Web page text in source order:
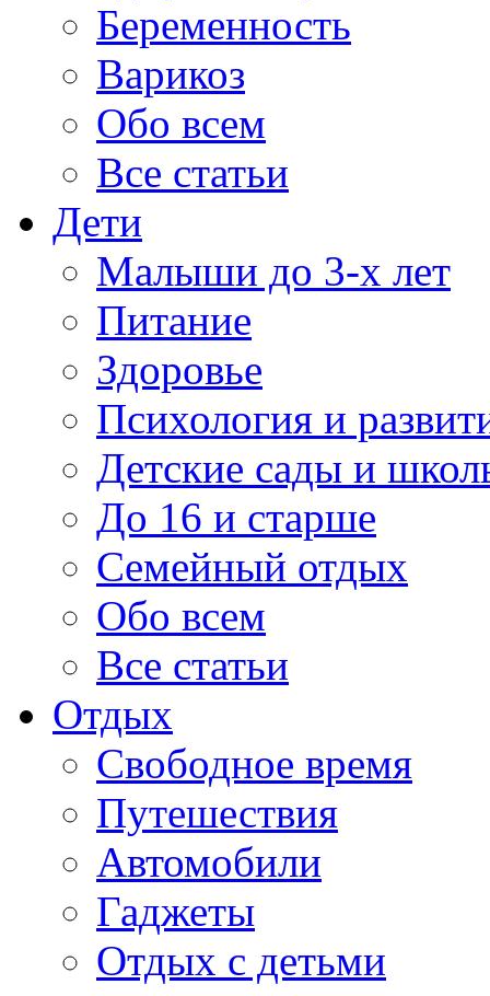
Беременность
Варикоз
Обо всем
Все статьи
Дети
Малыши до 3-х лет
Питание
Здоровье
Психология и
Детские сады и
До 16 и старше
Семейный отдых
Обо всем
Все статьи
Отдых
Свободное время
Путешествия
Автомобили
Гаджеты
Отдых с детьми